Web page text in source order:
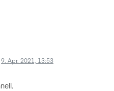
9. Apr. 2021, 13:53